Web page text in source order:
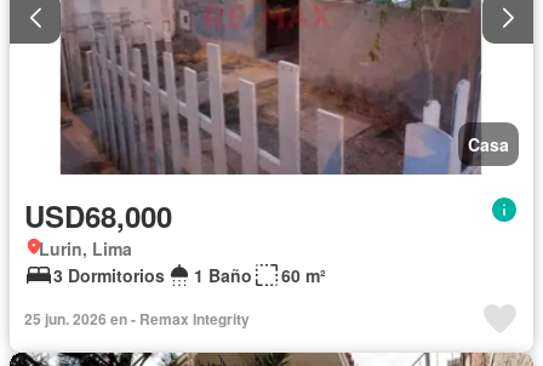
Casa
USD68,000
Lurin, Lima
3 Dormitorios
1 Baño 60 m²
25 jun. 2026 en - Remax Integrity